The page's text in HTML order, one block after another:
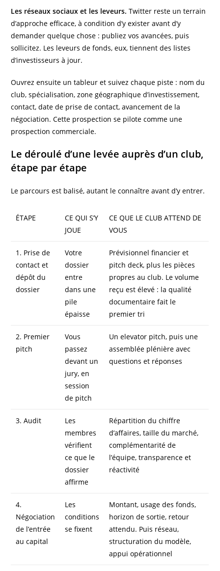
Les réseaux sociaux et les leveurs. Twitter reste un terrain
d’approche efficace, à condition d’y exister avant d’y
demander quelque chose : publiez vos avancées, puis
sollicitez. Les leveurs de fonds, eux, tiennent des listes
d’investisseurs à jour.
Ouvrez ensuite un tableur et suivez chaque piste : nom du
club, spécialisation, zone géographique d’investissement,
contact, date de prise de contact, avancement de la
négociation. Cette prospection se pilote comme une
prospection commerciale.
Le déroulé d’une levée auprès d’un club,
étape par étape
Le parcours est balisé, autant le connaître avant d’y entrer.
ÉTAPE
CE QUI S’Y
JOUE
CE QUE LE CLUB ATTEND DE
VOUS
1. Prise de
contact et
dépôt du
dossier
Votre
dossier
entre
dans une
pile
épaisse
Prévisionnel financier et
pitch deck, plus les pièces
propres au club. Le volume
reçu est élevé : la qualité
documentaire fait le
premier tri
2. Premier
pitch
Vous
passez
devant un
jury, en
session
de pitch
Un elevator pitch, puis une
assemblée plénière avec
questions et réponses
3. Audit
Les
membres
vérifient
ce que le
dossier
affirme
Répartition du chiffre
d’affaires, taille du marché,
complémentarité de
l’équipe, transparence et
réactivité
4.
Négociation
de l’entrée
au capital
Les
conditions
se fixent
Montant, usage des fonds,
horizon de sortie, retour
attendu. Puis réseau,
structuration du modèle,
appui opérationnel